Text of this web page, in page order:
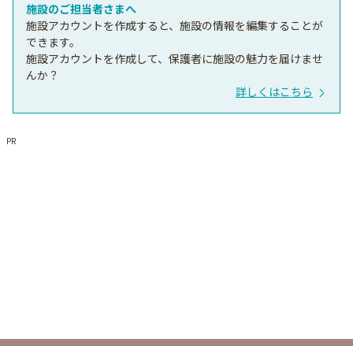
施設のご担当者さまへ
施設アカウントを作成すると、施設の情報を編集することが
できます。
施設アカウントを作成して、保護者に施設の魅力を届けませ
んか？
詳しくはこちら
PR